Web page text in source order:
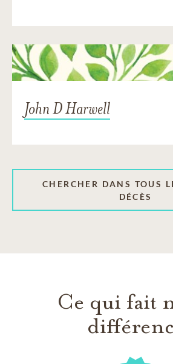
John D Harwell
CHERCHER DANS TOUS
DÉCÈS
Ce qui fait